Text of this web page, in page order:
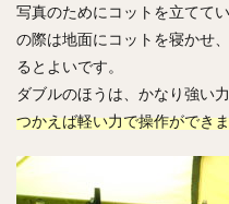
写真のためにコットを立てて
の際は地面にコットを寝かせ
るとよいです。
ダブルのほうは、かなり強い
つかえば軽い力で操作ができ